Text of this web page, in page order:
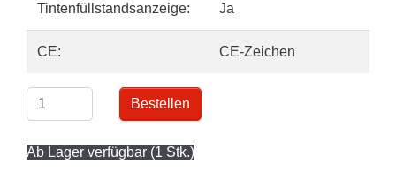
Tintenfüllstandsanzeige: Ja
CE: CE-Zeichen
Bestellen
Ab Lager verfügbar (1 Stk.)